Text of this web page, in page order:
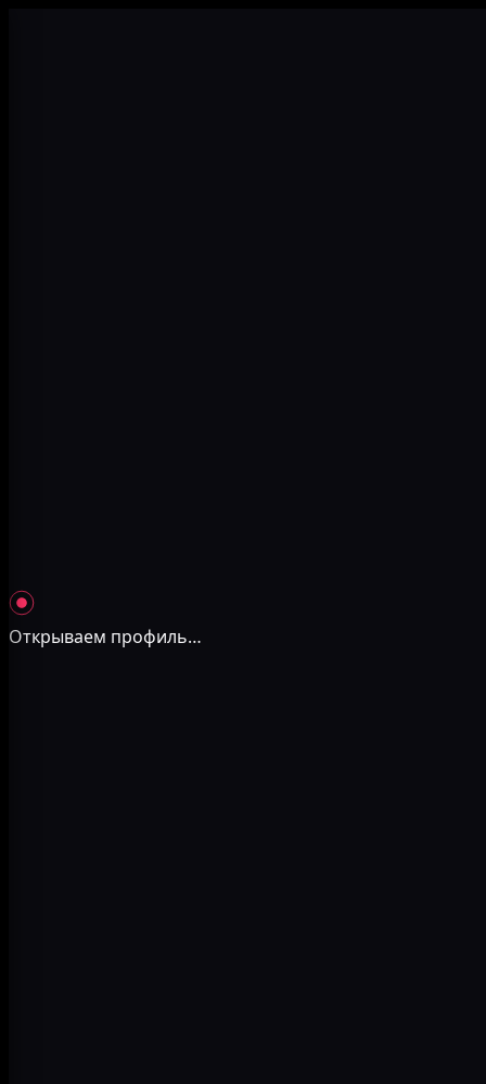
Открываем профиль…